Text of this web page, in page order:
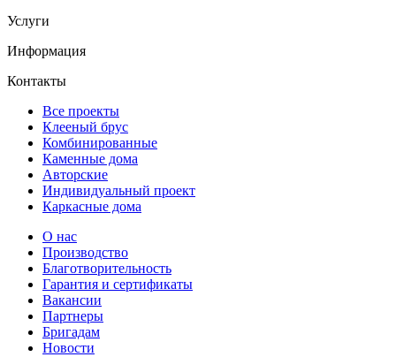
Услуги
Информация
Контакты
Все проекты
Клееный брус
Комбинированные
Каменные дома
Авторские
Индивидуальный проект
Каркасные дома
О нас
Производство
Благотворительность
Гарантия и сертификаты
Вакансии
Партнеры
Бригадам
Новости